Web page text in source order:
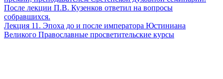
После лекции П.В. Кузенков ответил на вопросы
собравшихся.
Лекция 11. Эпоха до и после императора Юстиниана
Великого Православные просветительские курсы